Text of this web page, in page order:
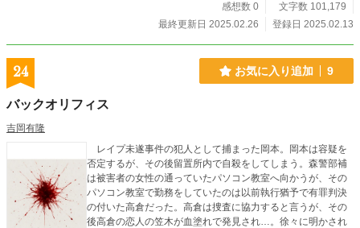
感想数 0
文字数 101,179
最終更新日 2025.02.26
登録日 2025.02.13
24 お気に入り追加 9
バックオリフィス
吉岡有隆
レイプ未遂事件の犯人として捕まった岡本。岡本は容疑を
否定するが、その後留置所内で自殺をしてしまう。森警部補
は被害者の女性の通っていたパソコン教室へ向かうが、その
パソコン教室で勤務をしていたのは以前執行猶予で有罪判決
の付いた高倉だった。高倉は捜査に協力すると言うが、その
後高倉の恋人の笠木が血塗れで発見され…。徐々に明かされ